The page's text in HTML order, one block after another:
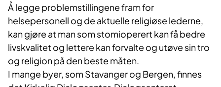
Å legge problemstillingene fram for
helsepersonell og de aktuelle religiøse lederne,
kan gjøre at man som stomioperert kan få bedre
livskvalitet og lettere kan forvalte og utøve sin tro
og religion på den beste måten.
I mange byer, som Stavanger og Bergen, finnes